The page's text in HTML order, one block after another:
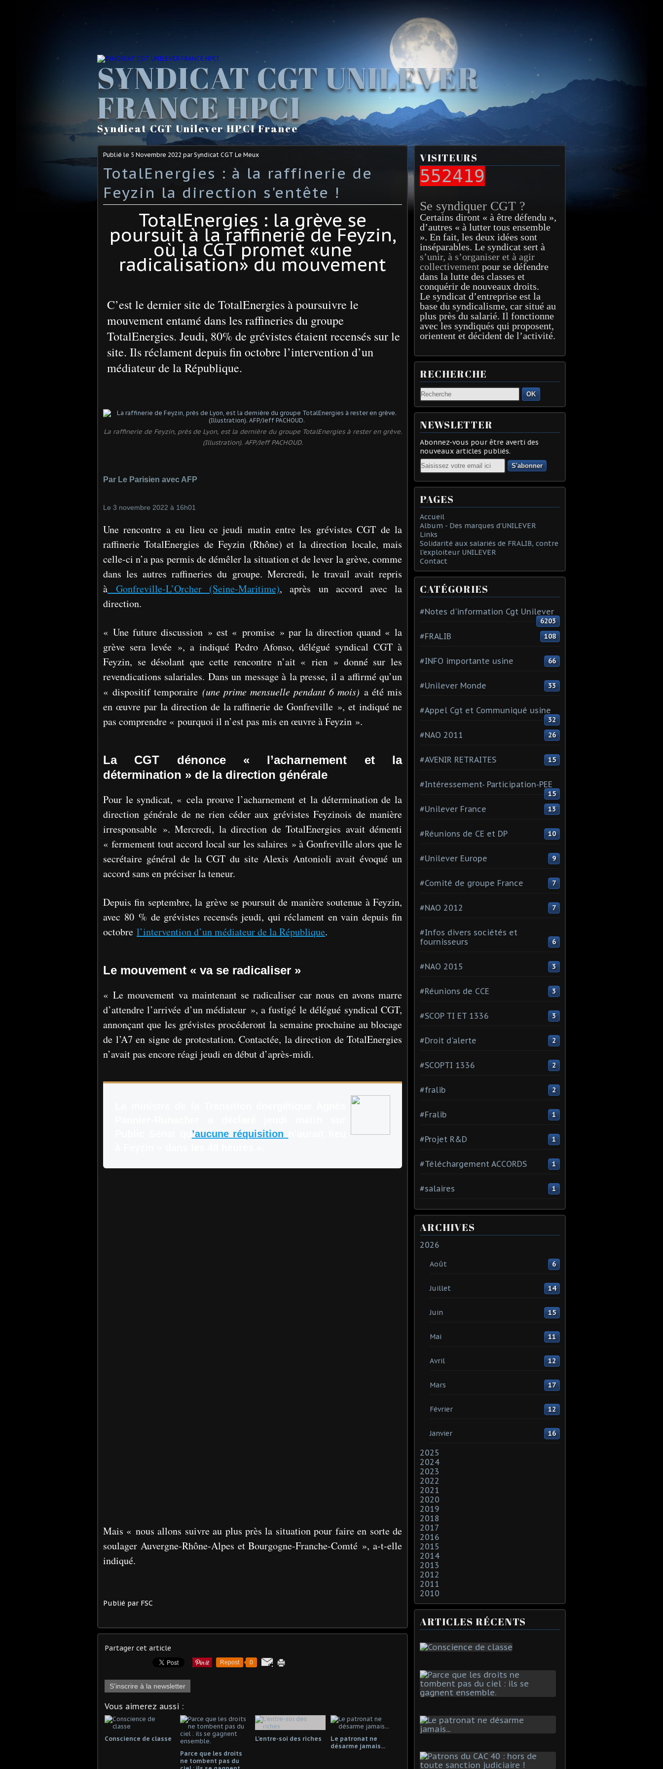
SYNDICAT CGT UNILEVER
FRANCE HPCI
Syndicat CGT Unilever HPCI France
Publié le 5 Novembre 2022 par Syndicat CGT Le Meux
TotalEnergies : à la raffinerie de
Feyzin la direction s'entête !
TotalEnergies : la grève se
poursuit à la raffinerie de Feyzin,
où la CGT promet «une
radicalisation» du mouvement
C’est le dernier site de TotalEnergies à poursuivre le
mouvement entamé dans les raffineries du groupe
TotalEnergies. Jeudi, 80% de grévistes étaient recensés sur le
site. Ils réclament depuis fin octobre l’intervention d’un
médiateur de la République.
La raffinerie de Feyzin, près de Lyon, est la dernière du groupe TotalEnergies à rester en grève.
(Illustration). AFP/Jeff PACHOUD.
Par Le Parisien avec AFP
Le 3 novembre 2022 à 16h01
Une rencontre a eu lieu ce jeudi matin entre les grévistes CGT de la
raffinerie TotalEnergies de Feyzin (Rhône) et la direction locale, mais
celle-ci n’a pas permis de démêler la situation et de lever la grève, comme
dans les autres raffineries du groupe. Mercredi, le travail avait repris
à
Gonfreville-L’Orcher (Seine-Maritime), après un accord avec la
direction.
« Une future discussion » est « promise » par la direction quand « la
grève sera levée », a indiqué Pedro Afonso, délégué syndical CGT à
Feyzin, se désolant que cette rencontre n’ait « rien » donné sur les
revendications salariales. Dans un message à la presse, il a affirmé qu’un
« dispositif temporaire (une prime mensuelle pendant 6 mois) a été mis
en œuvre par la direction de la raffinerie de Gonfreville », et indiqué ne
pas comprendre « pourquoi il n’est pas mis en œuvre à Feyzin ».
La CGT dénonce « l’acharnement et la
détermination » de la direction générale
Pour le syndicat, « cela prouve l’acharnement et la détermination de la
direction générale de ne rien céder aux grévistes Feyzinois de manière
irresponsable ». Mercredi, la direction de TotalEnergies avait démenti
« fermement tout accord local sur les salaires » à Gonfreville alors que le
secrétaire général de la CGT du site Alexis Antonioli avait évoqué un
accord sans en préciser la teneur.
Depuis fin septembre, la grève se poursuit de manière soutenue à Feyzin,
avec 80 % de grévistes recensés jeudi, qui réclament en vain depuis fin
octobre l’intervention d’un médiateur de la République.
Le mouvement « va se radicaliser »
« Le mouvement va maintenant se radicaliser car nous en avons marre
d’attendre l’arrivée d’un médiateur », a fustigé le délégué syndical CGT,
annonçant que les grévistes procéderont la semaine prochaine au blocage
de l’A7 en signe de protestation. Contactée, la direction de TotalEnergies
n’avait pas encore réagi jeudi en début d’après-midi.
’aucune réquisition
Mais « nous allons suivre au plus près la situation pour faire en sorte de
soulager Auvergne-Rhône-Alpes et Bourgogne-Franche-Comté », a-t-elle
indiqué.
Publié par FSC
Partager cet article
Repost 0
S'inscrire à la newsletter
Vous aimerez aussi :
Conscience de classe
Parce que les droits
ne tombent pas du
L'entre-soi des riches
Le patronat ne
désarme jamais...
VISITEURS
552419
Se syndiquer CGT ?
Certains diront « à être défendu »,
d’autres « à lutter tous ensemble
». En fait, les deux idées sont
inséparables. Le syndicat sert à
s’unir, à s’organiser et à agir
collectivement pour se défendre
dans la lutte des classes et
conquérir de nouveaux droits.
Le syndicat d’entreprise est la
base du syndicalisme, car situé au
plus près du salarié. Il fonctionne
avec les syndiqués qui proposent,
orientent et décident de l’activité.
RECHERCHE
OK
NEWSLETTER
Abonnez-vous pour être averti des
nouveaux articles publiés.
Email
PAGES
Accueil
Album - Des marques d'UNILEVER
Links
Solidarité aux salariés de FRALIB, contre
l'exploiteur UNILEVER
Contact
CATÉGORIES
#Notes d'information Cgt Unilever
6203
#FRALIB 108
#INFO importante usine 66
#Unilever Monde 33
#Appel Cgt et Communiqué usine
32
#NAO 2011 26
#AVENIR RETRAITES 15
#Intéressement- Participation-PEE
15
#Unilever France 13
#Réunions de CE et DP 10
#Unilever Europe 9
#Comité de groupe France 7
#NAO 2012 7
#Infos divers sociétés et
fournisseurs
6
#NAO 2015 3
#Réunions de CCE 3
#SCOP TI ET 1336 3
#Droit d'alerte 2
#SCOPTI 1336 2
#fralib 2
#Fralib 1
#Projet R&D 1
#Téléchargement ACCORDS 1
#salaires 1
ARCHIVES
2026
Août 6
Juillet 14
Juin 15
Mai 11
Avril 12
Mars 17
Février 12
Janvier 16
2025
2024
2023
2022
2021
2020
2019
2018
2017
2016
2015
2014
2013
2012
2011
2010
ARTICLES RÉCENTS